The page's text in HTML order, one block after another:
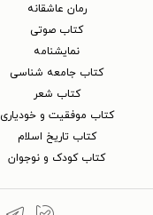
رمان عاشقانه
کتاب‌ صوتی
نمایشنامه
کتاب جامعه شناسی
کتاب شعر
کتاب موفقیت و خودیاری
کتاب تاریخ اسلام
کتاب کودک و نوجوان